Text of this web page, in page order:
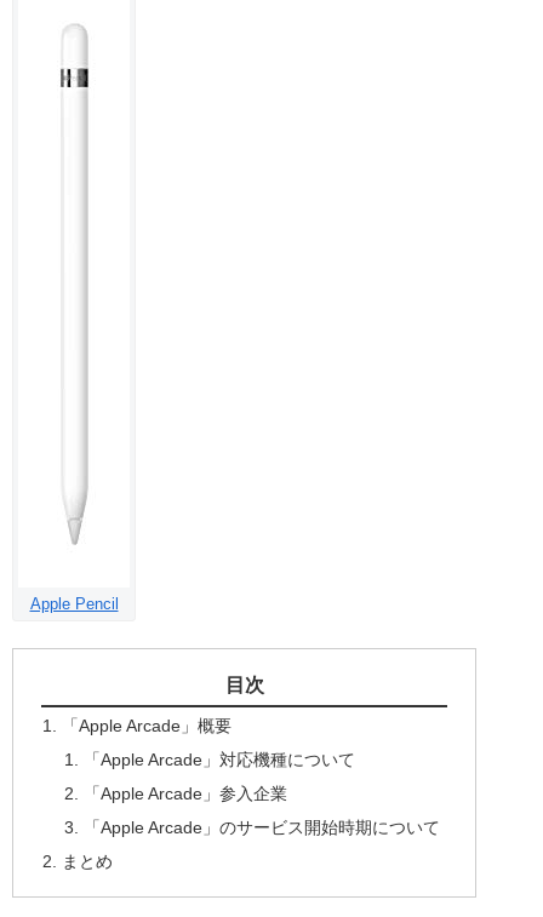
Apple Pencil
目次
「Apple Arcade」概要
「Apple Arcade」対応機種について
「Apple Arcade」参入企業
「Apple Arcade」のサービス開始時期について
まとめ